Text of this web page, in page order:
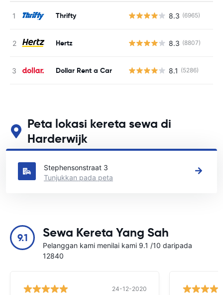
Thrifty 8.3 (6965)
Hertz 8.3 (8807)
Dollar Rent a Car 8.1 (5286)
Peta lokasi kereta sewa di
Harderwijk
Lihat lokasi sewa kereta utama kami di Harderwijk
Stephensonstraat 3
Tunjukkan pada peta
9.1 Sewa Kereta Yang Sah
Pelanggan kami menilai kami 9.1 /10 daripada
12840
24-12-2020